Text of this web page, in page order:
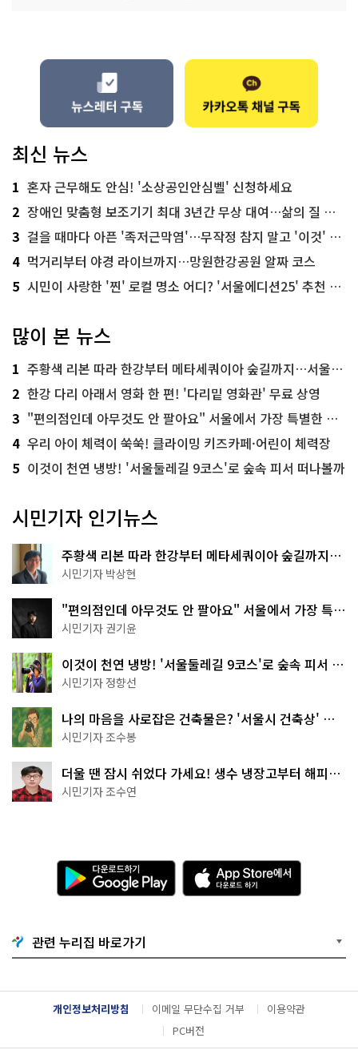
최신 뉴스
1 혼자 근무해도 안심! '소상공인안심벨' 신청하세요
2 장애인 맞춤형 보조기기 최대 3년간 무상 대여…삶의 질 높인다
3 걸을 때마다 아픈 '족저근막염'…무작정 참지 말고 '이것' 해보세요!
4 먹거리부터 야경 라이브까지…망원한강공원 알짜 코스
5 시민이 사랑한 '찐' 로컬 명소 어디? '서울에디션25' 추천 코스
많이 본 뉴스
1 주황색 리본 따라 한강부터 메타세쿼이아 숲길까지…서울둘레길 15코스
2 한강 다리 아래서 영화 한 편! '다리밑 영화관' 무료 상영
3 "편의점인데 아무것도 안 팔아요" 서울에서 가장 특별한 편의점의 정체
4 우리 아이 체력이 쑥쑥! 클라이밍 키즈카페·어린이 체력장
5 이것이 천연 냉방! '서울둘레길 9코스'로 숲속 피서 떠나볼까
시민기자 인기뉴스
주황색 리본 따라 한강부터 메타세쿼이아 숲길까지…
서울둘레길 15코스
시민기자 박상현
"편의점인데 아무것도 안 팔아요" 서울에서 가장 특별
한 편의점의 정체
시민기자 권기윤
이것이 천연 냉방! '서울둘레길 9코스'로 숲속 피서 떠
나볼까
시민기자 정향선
나의 마음을 사로잡은 건축물은? '서울시 건축상' 수
상작 공개!
시민기자 조수봉
더울 땐 잠시 쉬었다 가세요! 생수 냉장고부터 해피소
·무더위쉼터까지
시민기자 조수연
다
운
로
기
G
o
g
l
e
A
p
p
e
서
다
운
관련 누리집 바로가기
개인정보처리방침 이메일 무단수집 거부
이용약관
PC버전